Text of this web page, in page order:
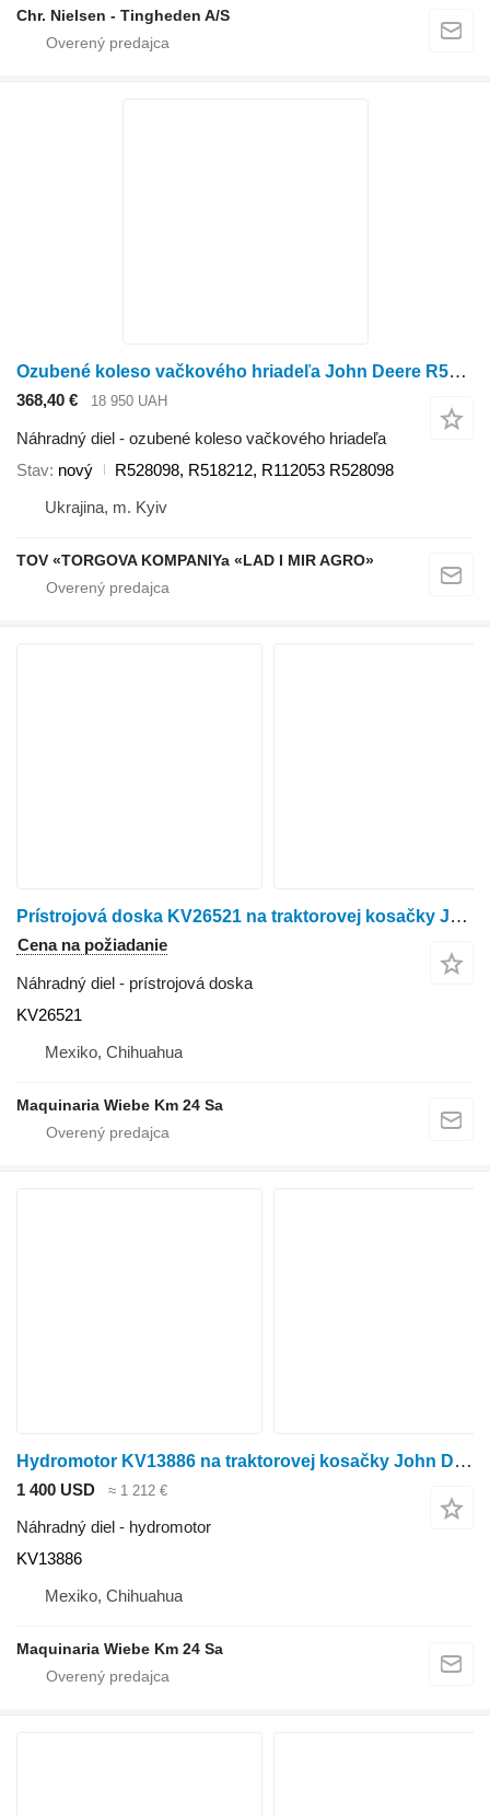
Chr. Nielsen - Tingheden A/S
Ozubené koleso vačkového hriadeľa John Deere R528098 na traktorovej kosačky John Deere
368,40 € 18 950 UAH
Náhradný diel - ozubené koleso vačkového hriadeľa
Stav nový
R528098, R518212, R112053 R528098
Ukrajina, m. Kyiv
TOV «TORGOVA KOMPANIYa «LAD I MIR AGRO»
Prístrojová doska KV26521 na traktorovej kosačky John Deere 240
Cena na požiadanie
Náhradný diel - prístrojová doska
KV26521
Mexiko, Chihuahua
Maquinaria Wiebe Km 24 Sa
Hydromotor KV13886 na traktorovej kosačky John Deere 240
1 400 USD ≈ 1 212 €
Náhradný diel - hydromotor
KV13886
Mexiko, Chihuahua
Maquinaria Wiebe Km 24 Sa